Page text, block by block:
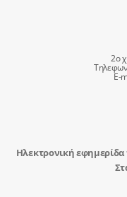
2ο
E-
Ηλεκτρονική εφημερίδα